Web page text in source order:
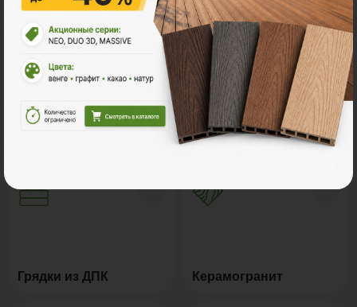
Регулируемые опоры Комплектующие
Маркизы и перголы
Грядки из ДПК Керамогранит